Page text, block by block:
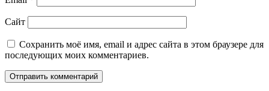
Сайт
Сохранить моё имя, email и адрес сайта в этом браузере для
последующих моих комментариев.